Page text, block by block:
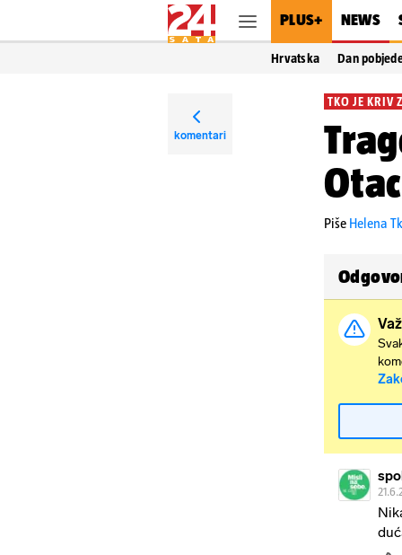
PLUS+ NEWS
Hrvatska Dan
komentari
TKO JE KRIV
Piše Helena